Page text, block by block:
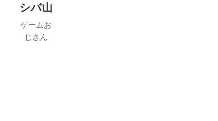
シバ山
ゲームお
じさん